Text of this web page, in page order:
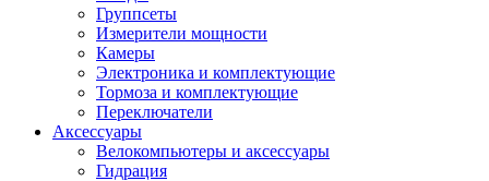
Группсеты
Измерители мощности
Камеры
Электроника и комплектующие
Тормоза и комплектующие
Переключатели
Аксессуары
Велокомпьютеры и аксессуары
Гидрация